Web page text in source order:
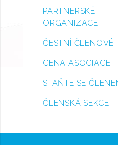
PARTNERSKÉ
ORGANIZACE
ČESTNÍ ČLENOVÉ
CENA ASOCIACE
STAŇTE SE
ČLENSKÁ SEKCE